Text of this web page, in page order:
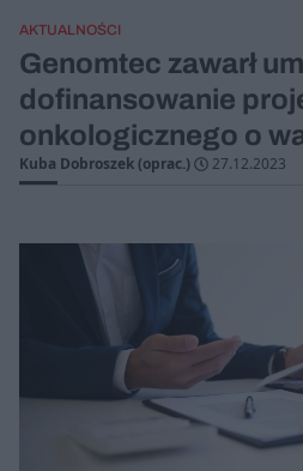
AKTUALNOŚCI
Genomtec zawarł
dofinansowanie
onkologicznego o
Kuba Dobroszek (oprac.) 27.12.2023